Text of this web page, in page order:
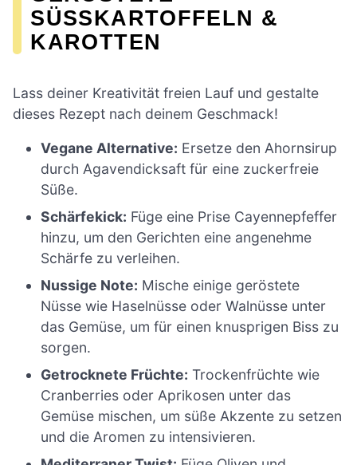
SÜSSKARTOFFELN & K
AROTTEN
Lass deiner Kreativität freien Lauf und gestalte
dieses Rezept nach deinem Geschmack!
Vegane Alternative: Ersetze den Ahornsirup
durch Agavendicksaft für eine zuckerfreie
Süße.
Schärfekick: Füge eine Prise Cayennepfeffer
hinzu, um den Gerichten eine angenehme
Schärfe zu verleihen.
Nussige Note: Mische einige geröstete
Nüsse wie Haselnüsse oder Walnüsse unter
das Gemüse, um für einen knusprigen Biss zu
sorgen.
Getrocknete Früchte: Trockenfrüchte wie
Cranberries oder Aprikosen unter das
Gemüse mischen, um süße Akzente zu setzen
und die Aromen zu intensivieren.